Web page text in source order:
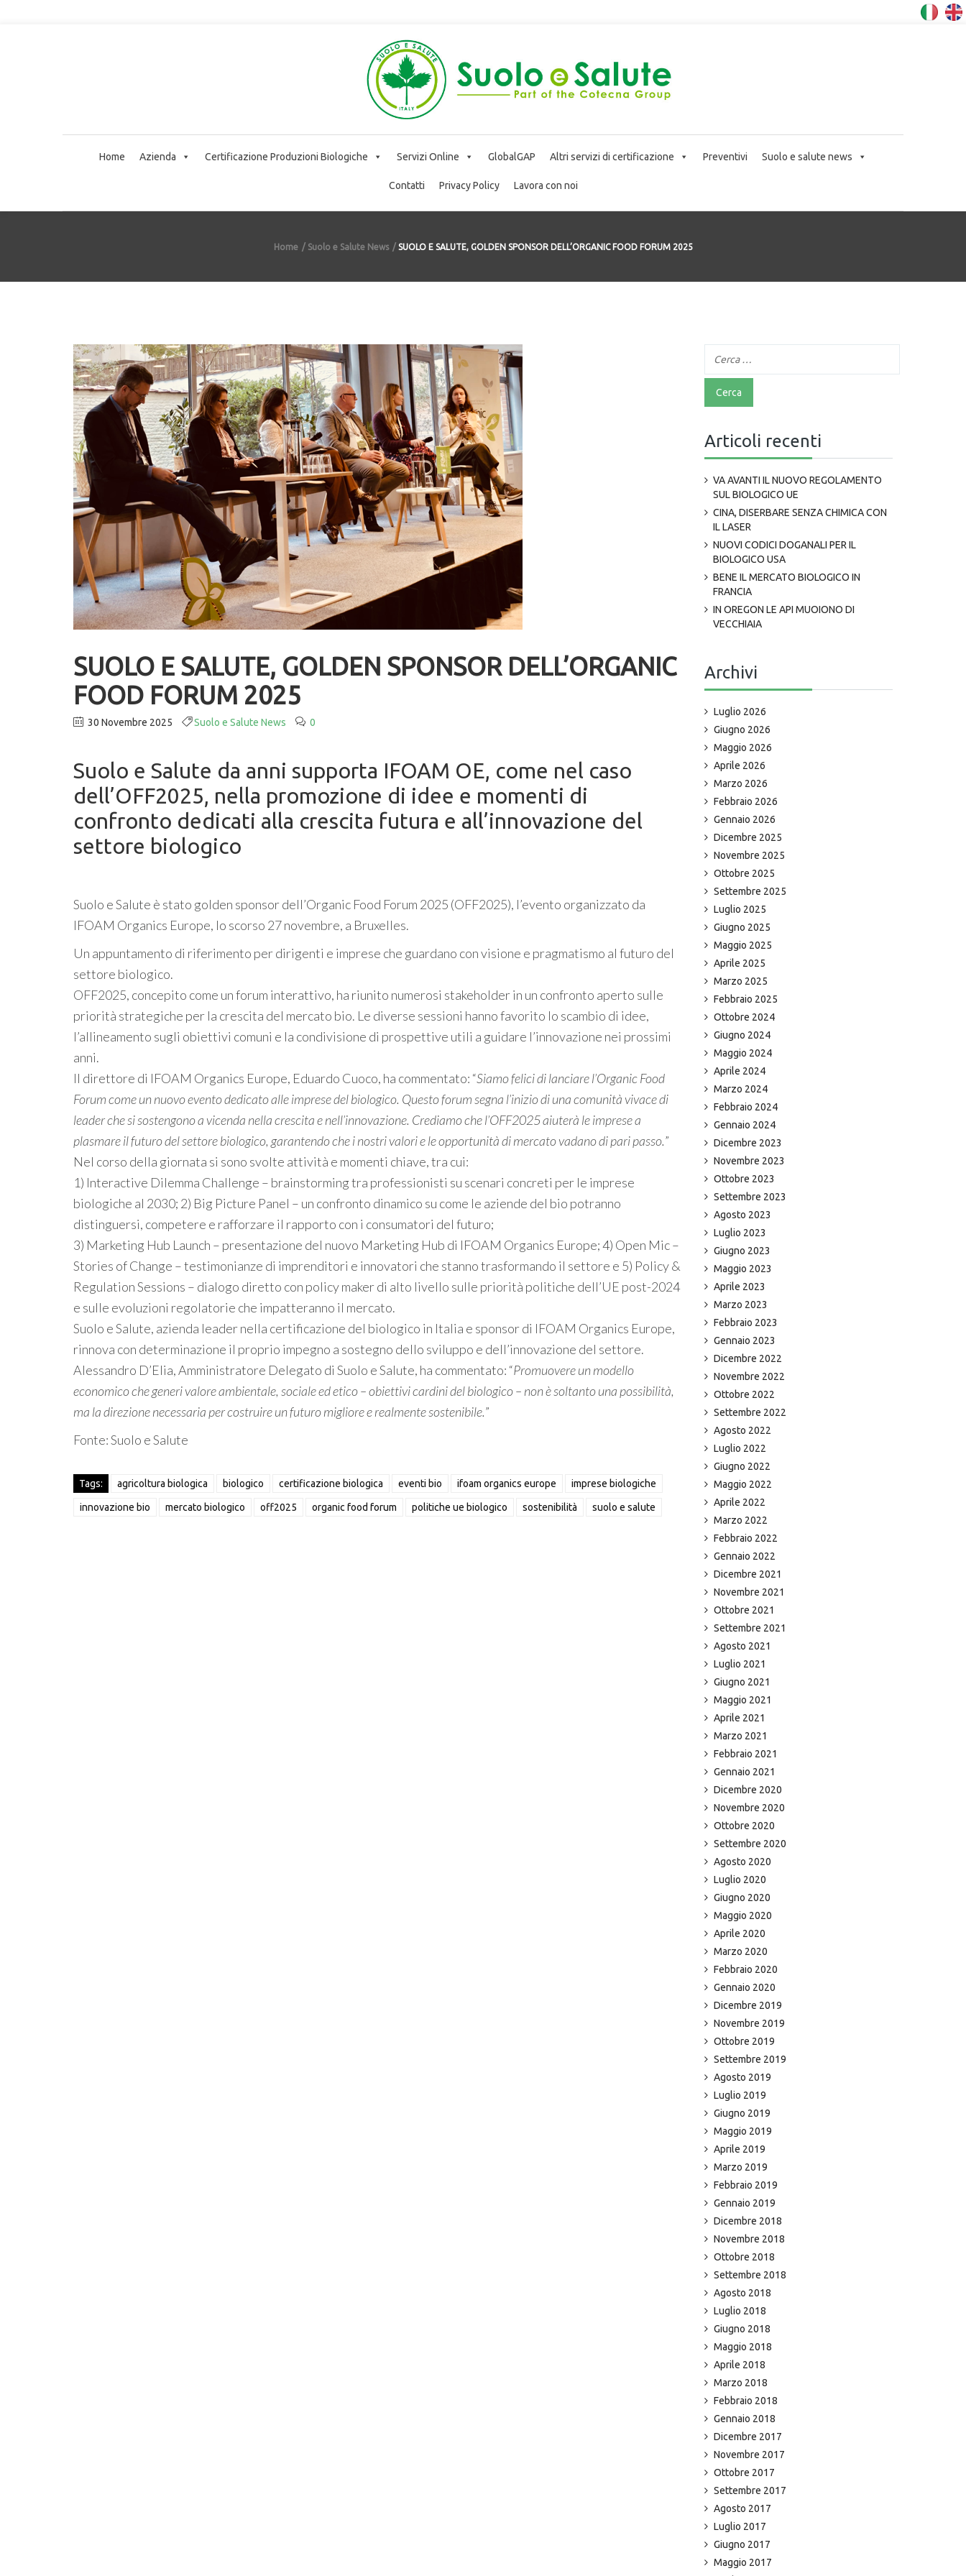
Home Azienda Certificazione Produzioni Biologiche Servizi Online GlobalGAP Altri servizi di certificazione Preventivi Suolo e salute news
Contatti Privacy Policy Lavora con noi
Home Suolo e Salute News SUOLO E SALUTE, GOLDEN SPONSOR DELL’ORGANIC FOOD FORUM 2025
SUOLO E SALUTE, GOLDEN SPONSOR DELL’ORGANIC
FOOD FORUM 2025
30 Novembre 2025 Suolo e Salute News 0
Suolo e Salute da anni supporta IFOAM OE, come nel caso
dell’OFF2025, nella promozione di idee e momenti di
confronto dedicati alla crescita futura e all’innovazione del
settore biologico
Suolo e Salute è stato golden sponsor dell’Organic Food Forum 2025 (OFF2025), l’evento organizzato da
IFOAM Organics Europe, lo scorso 27 novembre, a Bruxelles.
Un appuntamento di riferimento per dirigenti e imprese che guardano con visione e pragmatismo al futuro del
settore biologico.
OFF2025, concepito come un forum interattivo, ha riunito numerosi stakeholder in un confronto aperto sulle
priorità strategiche per la crescita del mercato bio. Le diverse sessioni hanno favorito lo scambio di idee,
l’allineamento sugli obiettivi comuni e la condivisione di prospettive utili a guidare l’innovazione nei prossimi
anni.
Il direttore di IFOAM Organics Europe, Eduardo Cuoco, ha commentato: “Siamo felici di lanciare l’Organic Food
Forum come un nuovo evento dedicato alle imprese del biologico. Questo forum segna l’inizio di una comunità vivace di
leader che si sostengono a vicenda nella crescita e nell’innovazione. Crediamo che l’OFF2025 aiuterà le imprese a
plasmare il futuro del settore biologico, garantendo che i nostri valori e le opportunità di mercato vadano di pari passo.”
Nel corso della giornata si sono svolte attività e momenti chiave, tra cui:
1) Interactive Dilemma Challenge – brainstorming tra professionisti su scenari concreti per le imprese
biologiche al 2030; 2) Big Picture Panel – un confronto dinamico su come le aziende del bio potranno
distinguersi, competere e rafforzare il rapporto con i consumatori del futuro;
3) Marketing Hub Launch – presentazione del nuovo Marketing Hub di IFOAM Organics Europe; 4) Open Mic –
Stories of Change – testimonianze di imprenditori e innovatori che stanno trasformando il settore e 5) Policy &
Regulation Sessions – dialogo diretto con policy maker di alto livello sulle priorità politiche dell’UE post-2024
e sulle evoluzioni regolatorie che impatteranno il mercato.
Suolo e Salute, azienda leader nella certificazione del biologico in Italia e sponsor di IFOAM Organics Europe,
rinnova con determinazione il proprio impegno a sostegno dello sviluppo e dell’innovazione del settore.
Alessandro D’Elia, Amministratore Delegato di Suolo e Salute, ha commentato: “Promuovere un modello
economico che generi valore ambientale, sociale ed etico – obiettivi cardini del biologico – non è soltanto una possibilità,
ma la direzione necessaria per costruire un futuro migliore e realmente sostenibile.”
Fonte: Suolo e Salute
Tags: agricoltura biologica biologico certificazione biologica eventi bio ifoam organics europe imprese biologiche
innovazione bio mercato biologico off2025 organic food forum politiche ue biologico sostenibilità suolo e salute
Articoli recenti
VA AVANTI IL NUOVO REGOLAMENTO
SUL BIOLOGICO UE
CINA, DISERBARE SENZA CHIMICA CON
IL LASER
NUOVI CODICI DOGANALI PER IL
BIOLOGICO USA
BENE IL MERCATO BIOLOGICO IN
FRANCIA
IN OREGON LE API MUOIONO DI
VECCHIAIA
Archivi
Luglio 2026
Giugno 2026
Maggio 2026
Aprile 2026
Marzo 2026
Febbraio 2026
Gennaio 2026
Dicembre 2025
Novembre 2025
Ottobre 2025
Settembre 2025
Luglio 2025
Giugno 2025
Maggio 2025
Aprile 2025
Marzo 2025
Febbraio 2025
Ottobre 2024
Giugno 2024
Maggio 2024
Aprile 2024
Marzo 2024
Febbraio 2024
Gennaio 2024
Dicembre 2023
Novembre 2023
Ottobre 2023
Settembre 2023
Agosto 2023
Luglio 2023
Giugno 2023
Maggio 2023
Aprile 2023
Marzo 2023
Febbraio 2023
Gennaio 2023
Dicembre 2022
Novembre 2022
Ottobre 2022
Settembre 2022
Agosto 2022
Luglio 2022
Giugno 2022
Maggio 2022
Aprile 2022
Marzo 2022
Febbraio 2022
Gennaio 2022
Dicembre 2021
Novembre 2021
Ottobre 2021
Settembre 2021
Agosto 2021
Luglio 2021
Giugno 2021
Maggio 2021
Aprile 2021
Marzo 2021
Febbraio 2021
Gennaio 2021
Dicembre 2020
Novembre 2020
Ottobre 2020
Settembre 2020
Agosto 2020
Luglio 2020
Giugno 2020
Maggio 2020
Aprile 2020
Marzo 2020
Febbraio 2020
Gennaio 2020
Dicembre 2019
Novembre 2019
Ottobre 2019
Settembre 2019
Agosto 2019
Luglio 2019
Giugno 2019
Maggio 2019
Aprile 2019
Marzo 2019
Febbraio 2019
Gennaio 2019
Dicembre 2018
Novembre 2018
Ottobre 2018
Settembre 2018
Agosto 2018
Luglio 2018
Giugno 2018
Maggio 2018
Aprile 2018
Marzo 2018
Febbraio 2018
Gennaio 2018
Dicembre 2017
Novembre 2017
Ottobre 2017
Settembre 2017
Agosto 2017
Luglio 2017
Giugno 2017
Maggio 2017